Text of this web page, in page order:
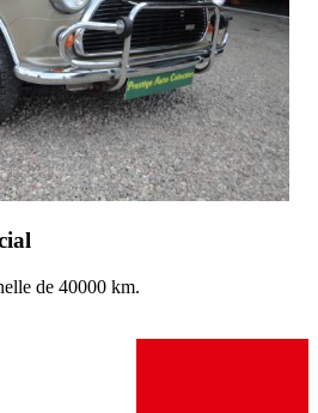
de 40000 km.